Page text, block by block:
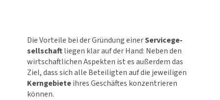
Die Vorteile bei der Gründung einerService­ge­
sell­schaftliegen klar auf der Hand: Neben den
wirt­schaft­li­chen Aspekten ist es außerdem das
Ziel, dass sich alle Beteiligten auf die jeweiligen
Kerngebieteihres Geschäftes konzen­trieren
können.